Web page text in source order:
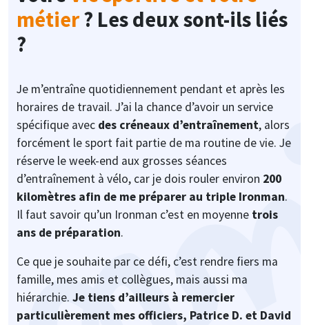
métier? Les deux sont-ils liés
?
Je m’entraîne quotidiennement pendant et après les
horaires de travail. J’ai la chance d’avoir un service
spécifique avec des créneaux d’entraînement, alors
forcément le sport fait partie de ma routine de vie. Je
réserve le week-end aux grosses séances
d’entraînement à vélo, car je dois rouler environ 200
kilomètres afin de me préparer au triple Ironman.
Il faut savoir qu’un Ironman c’est en moyenne trois
ans de préparation.
Ce que je souhaite par ce défi, c’est rendre fiers ma
famille, mes amis et collègues, mais aussi ma
hiérarchie. Je tiens d’ailleurs à remercier
particulièrement mes officiers, Patrice D. et David